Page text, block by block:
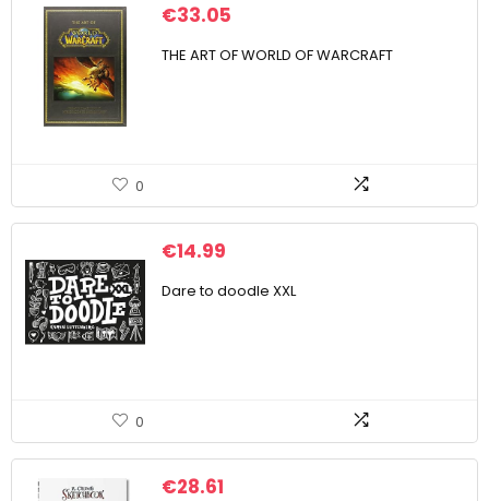
€33.05
THE ART OF WORLD OF WARCRAFT
0
€14.99
Dare to doodle XXL
0
€28.61